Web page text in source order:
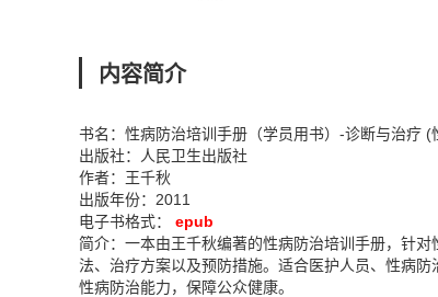
内容简介
书名：性病防治培训手册（学员用书）-诊断与治疗 (
出版社：人民卫生出版社
作者：王千秋
出版年份：2011
电子书格式：
epub
简介：一本由王千秋编著的性病防治培训手册，针
法、治疗方案以及预防措施。适合医护人员、性病
性病防治能力，保障公众健康。